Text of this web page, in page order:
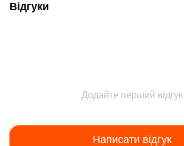
Відгуки
Додайте перший відгук
Написати відгук